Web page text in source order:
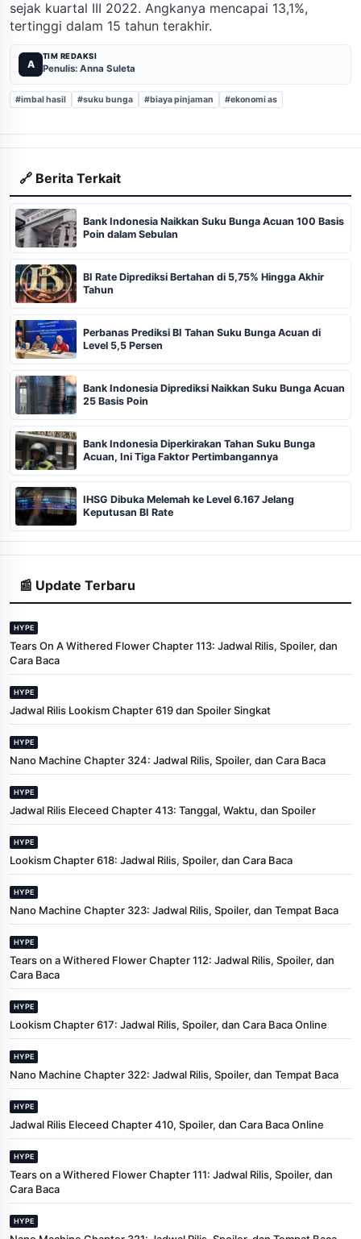
sejak kuartal III 2022. Angkanya mencapai 13,1%,
tertinggi dalam 15 tahun terakhir.
A
TIM REDAKSI
Penulis: Anna Suleta
#imbal hasil #suku bunga #biaya pinjaman #ekonomi as
🔗 Berita Terkait
Bank Indonesia Naikkan Suku Bunga Acuan 100 Basis
Poin dalam Sebulan
BI Rate Diprediksi Bertahan di 5,75% Hingga Akhir
Tahun
Perbanas Prediksi BI Tahan Suku Bunga Acuan di
Level 5,5 Persen
Bank Indonesia Diprediksi Naikkan Suku Bunga Acuan
25 Basis Poin
Bank Indonesia Diperkirakan Tahan Suku Bunga
Acuan, Ini Tiga Faktor Pertimbangannya
IHSG Dibuka Melemah ke Level 6.167 Jelang
Keputusan BI Rate
📰 Update Terbaru
HYPE
Tears On A Withered Flower Chapter 113: Jadwal Rilis, Spoiler, dan
Cara Baca
HYPE
Jadwal Rilis Lookism Chapter 619 dan Spoiler Singkat
HYPE
Nano Machine Chapter 324: Jadwal Rilis, Spoiler, dan Cara Baca
HYPE
Jadwal Rilis Eleceed Chapter 413: Tanggal, Waktu, dan Spoiler
HYPE
Lookism Chapter 618: Jadwal Rilis, Spoiler, dan Cara Baca
HYPE
Nano Machine Chapter 323: Jadwal Rilis, Spoiler, dan Tempat Baca
HYPE
Tears on a Withered Flower Chapter 112: Jadwal Rilis, Spoiler, dan
Cara Baca
HYPE
Lookism Chapter 617: Jadwal Rilis, Spoiler, dan Cara Baca Online
HYPE
Nano Machine Chapter 322: Jadwal Rilis, Spoiler, dan Tempat Baca
HYPE
Jadwal Rilis Eleceed Chapter 410, Spoiler, dan Cara Baca Online
HYPE
Tears on a Withered Flower Chapter 111: Jadwal Rilis, Spoiler, dan
Cara Baca
HYPE